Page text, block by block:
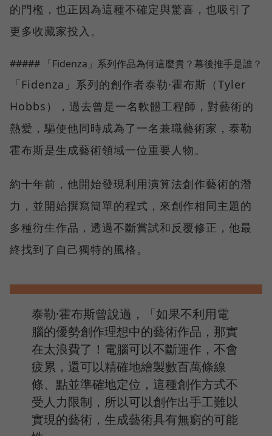
的門檻，也正因為這種不確定與驚喜，也吸引了
更多收藏家投入。
##### 「Fidenza」系列作品為何這麼貴？幕後推手是誰？
「Fidenza」系列的創作者泰勒·霍布斯（Tyler
Hobbs），過去曾是一名軟體工程師，對藝術的
熱愛，驅使他同時成為了一名兼職藝術家，泰勒
霍布斯是生成藝術領域一位重要人物。
約十年前，他開始發現利用演算法創作藝術的潛
力，並開始撰寫簡單的程式，來創作相同主題的
多種衍生作品，透過不斷嘗試和反覆修正，他最
終找到了自己獨特的風格。
泰勒·霍布斯曾說過，「如果不利用電
腦的優勢創作理想中的藝術作品，那實
在太浪費了！電腦可以不斷運作，不會
疲累，還可以精確地繪製數百萬條線
條、點並準確地定位，這種創作方式不
受人力限制，所以可以創作出手工難以
實現的藝術，生成藝術具有無窮的可能